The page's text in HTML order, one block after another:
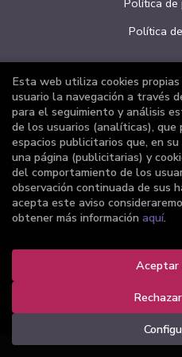
Política de
Política
ATENCIÓN
Pedidos
Formulario de
Librería Joker.
Esta web utiliza cookies
usuario la navegación a través
para el seguimiento y análisis
de los usuarios (analíticas),
espacios publicitarios que, en
una página (publicitarias) y
del comportamiento de los
observación continuada de sus
acepta este aviso
obtener más información aquí.
Aceptar